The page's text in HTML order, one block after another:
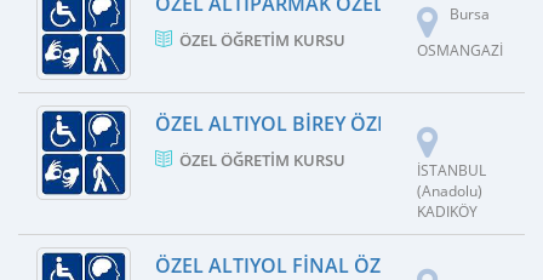
ÖZEL ÖĞRETIM KURSU
Bursa
OSMANGAZİ
ÖZEL ALTIYOL BIREY ÖZEL ÖĞRETIM
ÖZEL ÖĞRETIM KURSU
İSTANBUL
(Anadolu)
KADIKÖY
ÖZEL ALTIYOL FINAL ÖZEL ÖĞRETIM